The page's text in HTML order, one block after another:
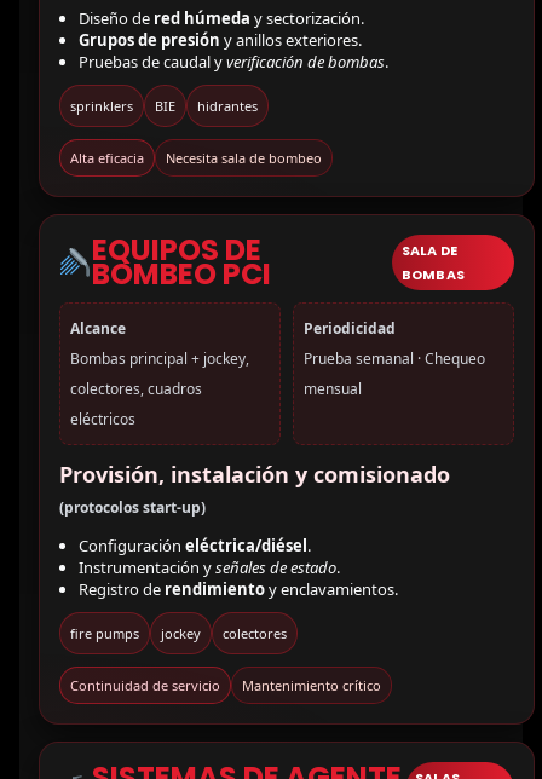
Diseño de red húmeda y sectorización.
Grupos de presión y anillos exteriores.
Pruebas de caudal yverificación de bombas.
sprinklers BIE hidrantes
Alta eficacia Necesita sala de bombeo
EQUIPOS DE
BOMBEO PCI
SALA DE
BOMBAS
Alcance
Bombas principal + jockey,
colectores, cuadros
eléctricos
Periodicidad
Prueba semanal · Chequeo
mensual
Provisión, instalación y comisionado
(protocolos start-up)
Configuración eléctrica/diésel.
Instrumentación yseñales de estado.
Registro de rendimientoy enclavamientos.
fire pumps jockey colectores
Continuidad de servicio Mantenimiento crítico